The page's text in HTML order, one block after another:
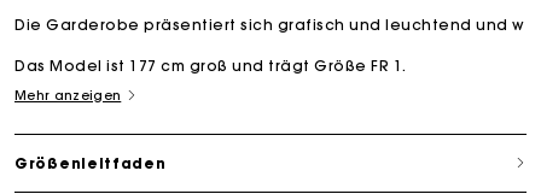
Die Garderobe präsentiert sich grafisch und leuchtend und w
Das Model ist 177 cm groß und trägt Größe FR 1.
Mehr anzeigen
Größenleitfaden